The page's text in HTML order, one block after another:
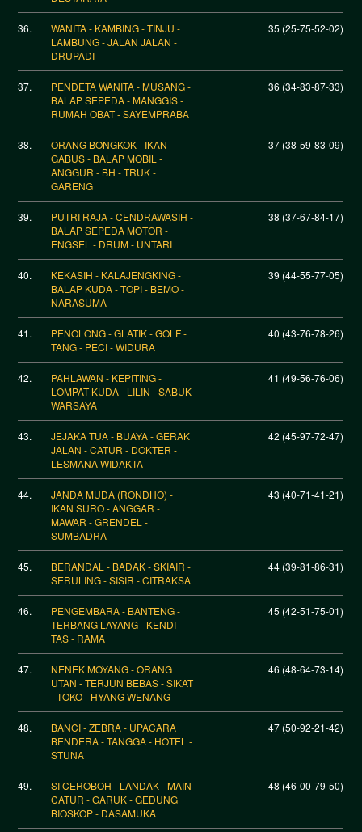
36.
WANITA - KAMBING - TINJU -
LAMBUNG - JALAN JALAN -
DRUPADI
35 (25-75-52-02)
37.
PENDETA WANITA - MUSANG -
BALAP SEPEDA - MANGGIS -
RUMAH OBAT - SAYEMPRABA
36 (34-83-87-33)
38.
ORANG BONGKOK - IKAN
GABUS - BALAP MOBIL -
ANGGUR - BH - TRUK -
GARENG
37 (38-59-83-09)
39.
PUTRI RAJA - CENDRAWASIH -
BALAP SEPEDA MOTOR -
ENGSEL - DRUM - UNTARI
38 (37-67-84-17)
40.
KEKASIH - KALAJENGKING -
BALAP KUDA - TOPI - BEMO -
NARASUMA
39 (44-55-77-05)
41.
PENOLONG - GLATIK - GOLF -
TANG - PECI - WIDURA
40 (43-76-78-26)
42.
PAHLAWAN - KEPITING -
LOMPAT KUDA - LILIN - SABUK -
WARSAYA
41 (49-56-76-06)
43.
JEJAKA TUA - BUAYA - GERAK
JALAN - CATUR - DOKTER -
LESMANA WIDAKTA
42 (45-97-72-47)
44.
JANDA MUDA (RONDHO) -
IKAN SURO - ANGGAR -
MAWAR - GRENDEL -
SUMBADRA
43 (40-71-41-21)
45.
BERANDAL - BADAK - SKIAIR -
SERULING - SISIR - CITRAKSA
44 (39-81-86-31)
46.
PENGEMBARA - BANTENG -
TERBANG LAYANG - KENDI -
TAS - RAMA
45 (42-51-75-01)
47.
NENEK MOYANG - ORANG
UTAN - TERJUN BEBAS - SIKAT
- TOKO - HYANG WENANG
46 (48-64-73-14)
48.
BANCI - ZEBRA - UPACARA
BENDERA - TANGGA - HOTEL -
STUNA
47 (50-92-21-42)
49.
SI CEROBOH - LANDAK - MAIN
CATUR - GARUK - GEDUNG
BIOSKOP - DASAMUKA
48 (46-00-79-50)